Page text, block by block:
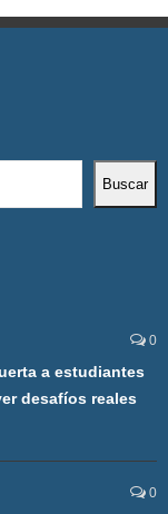
Buscar
0
a estudiantes
desafíos reales
0